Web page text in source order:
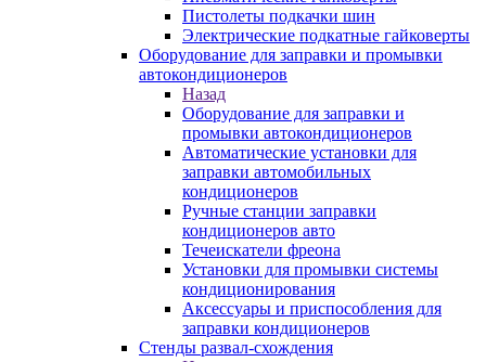
Пистолеты подкачки шин
Электрические подкатные гайковерты
Оборудование для заправки и промывки
автокондиционеров
Назад
Оборудование для заправки и
промывки автокондиционеров
Автоматические установки для
заправки автомобильных
кондиционеров
Ручные станции заправки
кондиционеров авто
Течеискатели фреона
Установки для промывки системы
кондиционирования
Аксессуары и приспособления для
заправки кондиционеров
Стенды развал-схождения